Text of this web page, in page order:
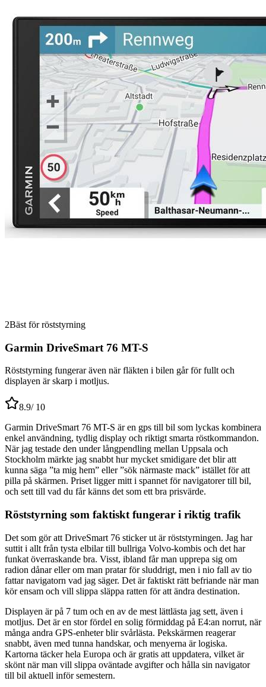
2Bäst för röststyrning
Garmin DriveSmart 76 MT-S
Röststyrning fungerar även när fläkten i bilen går för fullt och
displayen är skarp i motljus.
8.9/ 10
Garmin DriveSmart 76 MT-S är en gps till bil som lyckas kombinera
enkel användning, tydlig display och riktigt smarta röstkommandon.
När jag testade den under långpendling mellan Uppsala och
Stockholm märkte jag snabbt hur mycket smidigare det blir att
kunna säga ”ta mig hem” eller ”sök närmaste mack” istället för att
pilla på skärmen. Priset ligger mitt i spannet för navigatorer till bil,
och sett till vad du får känns det som ett bra prisvärde.
Röststyrning som faktiskt fungerar i riktig trafik
Det som gör att DriveSmart 76 sticker ut är röststyrningen. Jag har
suttit i allt från tysta elbilar till bullriga Volvo-kombis och det har
funkat överraskande bra. Visst, ibland får man upprepa sig om
radion dånar eller om man pratar för sluddrigt, men i nio fall av tio
fattar navigatorn vad jag säger. Det är faktiskt rätt befriande när man
kör ensam och vill slippa släppa ratten för att ändra destination.
Displayen är på 7 tum och en av de mest lättlästa jag sett, även i
motljus. Det är en stor fördel en solig förmiddag på E4:an norrut, när
många andra GPS-enheter blir svårlästa. Pekskärmen reagerar
snabbt, även med tunna handskar, och menyerna är logiska.
Kartorna täcker hela Europa och är gratis att uppdatera, vilket är
skönt när man vill slippa oväntade avgifter och hålla sin navigator
till bil aktuell inför semestern.